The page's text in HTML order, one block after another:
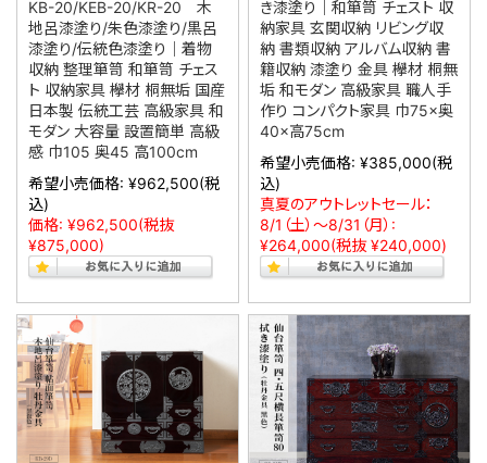
KB-20/KEB-20/KR-20 木
地呂漆塗り/朱色漆塗り/黒呂
漆塗り/伝統色漆塗り｜着物
収納 整理箪笥 和箪笥 チェス
ト 収納家具 欅材 桐無垢 国産
日本製 伝統工芸 高級家具 和
モダン 大容量 設置簡単 高級
感 巾105 奥45 高100cm
希望小売価格: ¥962,500(税
込)
価格: ¥962,500(税抜
¥875,000)
き漆塗り｜和箪笥 チェスト 収
納家具 玄関収納 リビング収
納 書類収納 アルバム収納 書
籍収納 漆塗り 金具 欅材 桐無
垢 和モダン 高級家具 職人手
作り コンパクト家具 巾75×奥
40×高75cm
希望小売価格: ¥385,000(税
込)
真夏のアウトレットセール：
8/1（土）～8/31（月）:
¥264,000(税抜 ¥240,000)